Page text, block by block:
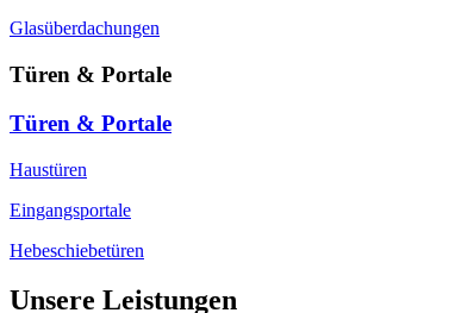
Glasüberdachungen
Türen & Portale
Türen & Portale
Haustüren
Eingangsportale
Hebeschiebetüren
Unsere Leistungen